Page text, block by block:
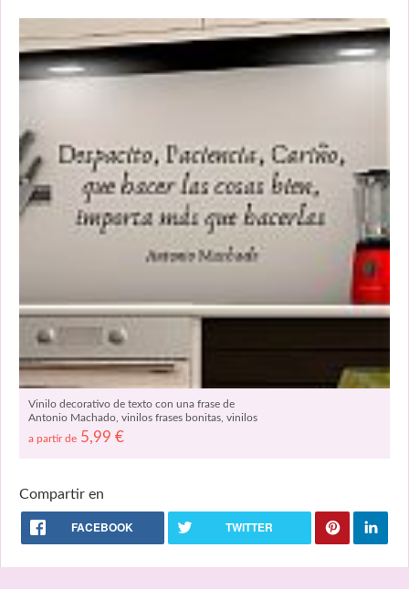
Vinilo decorativo de texto con una frase de
Antonio Machado, vinilos frases bonitas, vinilos
frases comedor, vinilos de frases para paredes
06424
a partir de 5,99 €
Compartir en
FACEBOOK TWITTER